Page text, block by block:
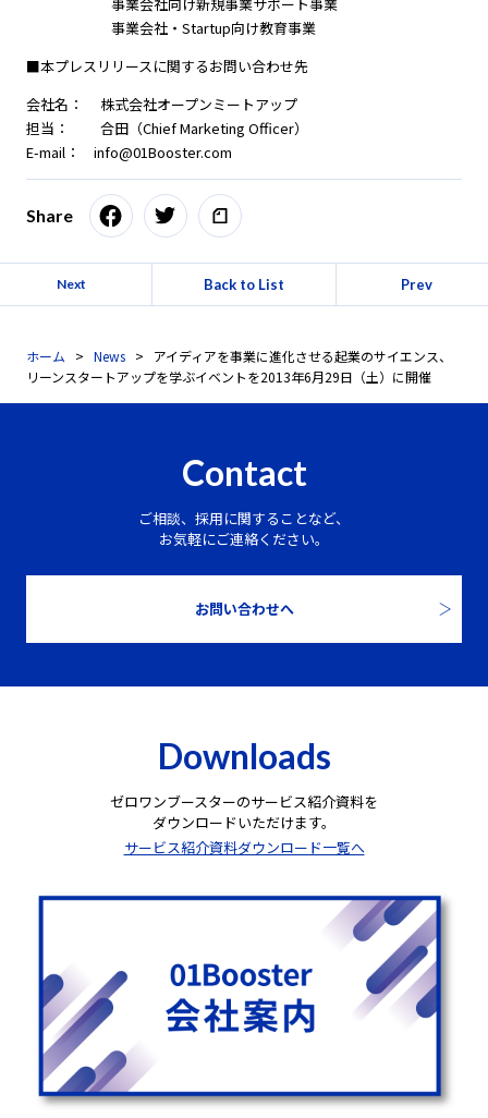
事業会社・Startup向け教育事業
■本プレスリリースに関するお問い合わせ先
会社名： 株式会社オープンミートアップ
担当： 合田（Chief Marketing Officer）
E-mail： info@01Booster.com
Share
Next Back to List Prev
ホーム News
アイディアを事業に進化させる起業のサイエンス、
リーンスタートアップを学ぶイベントを2013年6月29日（土）に開催
Contact
ご相談、採用に関することなど、
お気軽にご連絡ください。
お問い合わせへ
Downloads
ゼロワンブースターのサービス紹介資料を
ダウンロードいただけます。
サービス紹介資料ダウンロード一覧へ